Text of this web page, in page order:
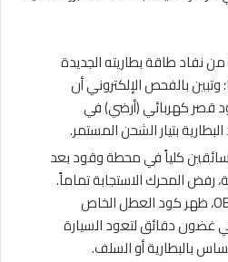
نفاد طاقة بطاريته الجديدة
بالفحص الإلكتروني أن
قصر كهربائي (أرضي) في
بتيار الشحن المستمر.
كلياً في محطة وقود بعد
رفض المحرك الاستجابة تماماً.
عند فحص المركبة عبر جهاز OBD2، ظهر كود العطل الخاص
غضون دقائق لتعود السيارة
بالبطارية أو السلف.